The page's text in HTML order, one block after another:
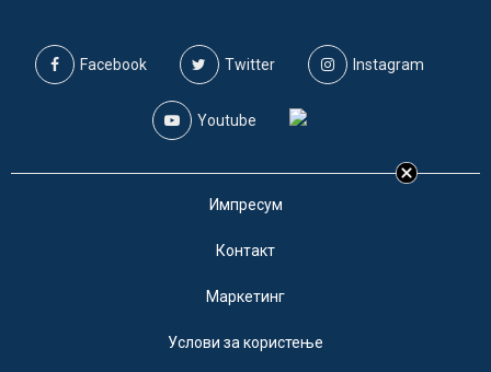
Facebook Twitter Instagram
Youtube
Импресум
Контакт
Маркетинг
Услови за користење